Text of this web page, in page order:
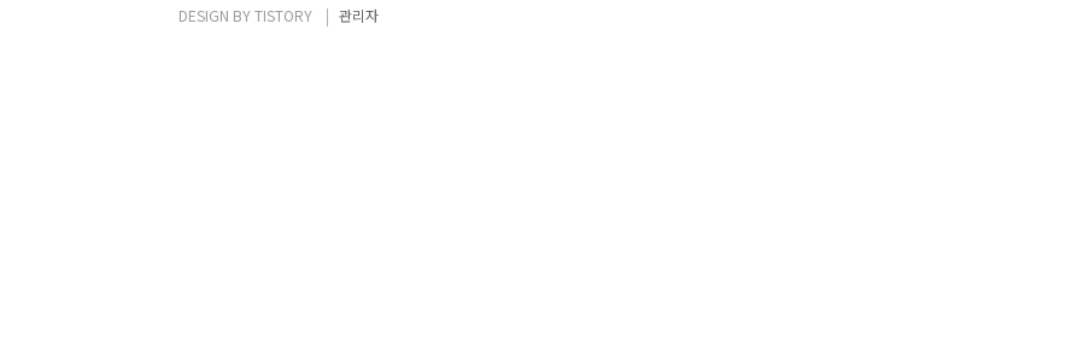
DESIGN BYTISTORY 관리자